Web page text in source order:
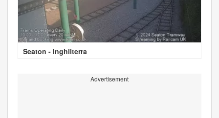
Seaton - Inghilterra
Advertisement